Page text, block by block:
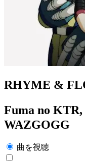
RHYME &
Fuma no
WAZGOGG
曲を視聴